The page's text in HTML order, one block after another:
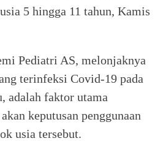
5 hingga 11 tahun, Kamis
Pediatri AS, melonjaknya
terinfeksi Covid-19 pada
adalah faktor utama
keputusan penggunaan
usia tersebut.